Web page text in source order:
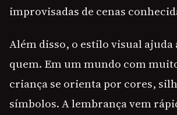
improvisadas de cenas
Além disso, o estilo visual ajuda
quem. Em um mundo com
criança se orienta por cores,
símbolos. A lembrança vem